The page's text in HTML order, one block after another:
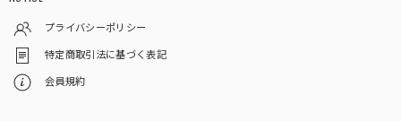
プライバシーポリシー
特定商取引法に基づく表記
会員規約